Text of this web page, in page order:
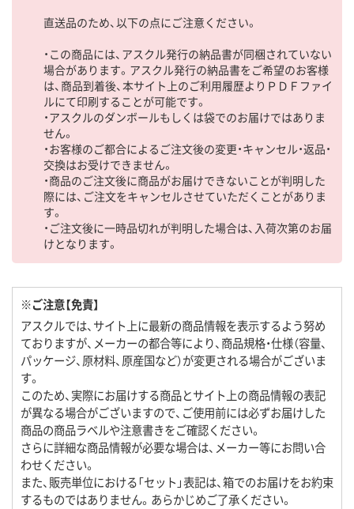
直送品のため、以下の点にご注意ください。
・この商品には、アスクル発行の納品書が同梱されていない
場合があります。アスクル発行の納品書をご希望のお客様
は、商品到着後、本サイト上のご利用履歴よりＰＤＦファイ
ルにて印刷することが可能です。
・アスクルのダンボールもしくは袋でのお届けではありま
せん。
・お客様のご都合によるご注文後の変更・キャンセル・返品・
交換はお受けできません。
・商品のご注文後に商品がお届けできないことが判明した
際には、ご注文をキャンセルさせていただくことがありま
す。
・ご注文後に一時品切れが判明した場合は、入荷次第のお届
けとなります。
※ご注意【免責】
アスクルでは、サイト上に最新の商品情報を表示するよう努め
ておりますが、メーカーの都合等により、商品規格・仕様（容量、
パッケージ、原材料、原産国など）が変更される場合がございま
す。
このため、実際にお届けする商品とサイト上の商品情報の表記
が異なる場合がございますので、ご使用前には必ずお届けした
商品の商品ラベルや注意書きをご確認ください。
さらに詳細な商品情報が必要な場合は、メーカー等にお問い合
わせください。
また、販売単位における「セット」表記は、箱でのお届けをお約束
するものではありません。あらかじめご了承ください。